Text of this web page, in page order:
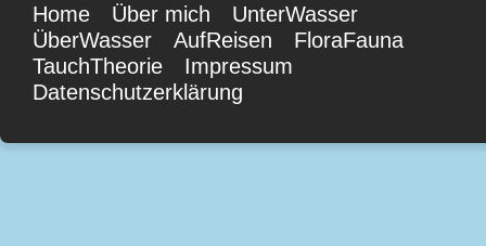
Home
Über mich
UnterWasser
ÜberWasser
AufReisen
FloraFauna
TauchTheorie
Impressum
Datenschutzerklärung